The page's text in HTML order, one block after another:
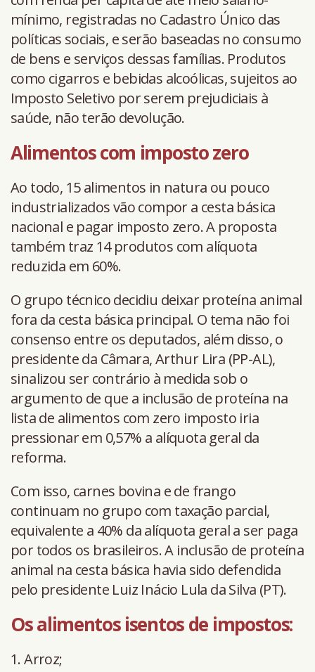
mínimo, registradas no Cadastro Único das
políticas sociais, e serão baseadas no consumo
de bens e serviços dessas famílias. Produtos
como cigarros e bebidas alcoólicas, sujeitos ao
Imposto Seletivo por serem prejudiciais à
saúde, não terão devolução.
Alimentos com imposto zero
Ao todo, 15 alimentos in natura ou pouco
industrializados vão compor a cesta básica
nacional e pagar imposto zero. A proposta
também traz 14 produtos com alíquota
reduzida em 60%.
O grupo técnico decidiu deixar proteína animal
fora da cesta básica principal. O tema não foi
consenso entre os deputados, além disso, o
presidente da Câmara, Arthur Lira (PP-AL),
sinalizou ser contrário à medida sob o
argumento de que a inclusão de proteína na
lista de alimentos com zero imposto iria
pressionar em 0,57% a alíquota geral da
reforma.
Com isso, carnes bovina e de frango
continuam no grupo com taxação parcial,
equivalente a 40% da alíquota geral a ser paga
por todos os brasileiros. A inclusão de proteína
animal na cesta básica havia sido defendida
pelo presidente Luiz Inácio Lula da Silva (PT).
Os alimentos isentos de impostos:
1. Arroz;